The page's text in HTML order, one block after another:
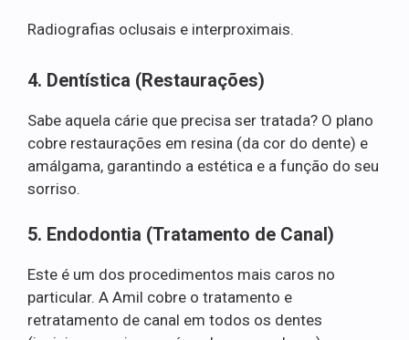
Radiografias oclusais e interproximais.
4. Dentística (Restaurações)
Sabe aquela cárie que precisa ser tratada? O plano
cobre restaurações em resina (da cor do dente) e
amálgama, garantindo a estética e a função do seu
sorriso.
5. Endodontia (Tratamento de Canal)
Este é um dos procedimentos mais caros no
particular. A Amil cobre o tratamento e
retratamento de canal em todos os dentes